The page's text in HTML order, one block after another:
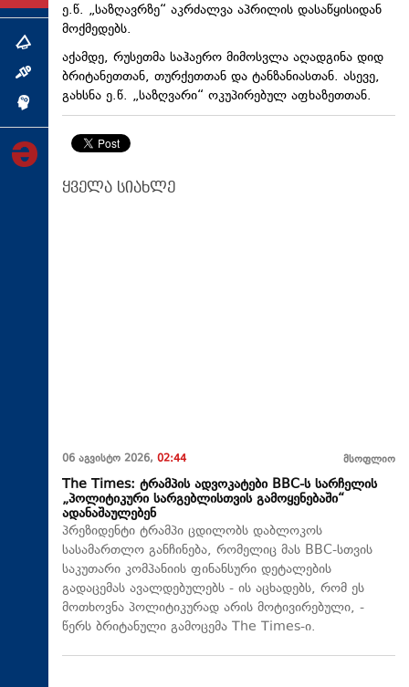
ინტერვიუ
ინქვიზიცია
ე.წ. „საზღავრზე“ აკრძალვა აპრილის დასაწყისიდან
მოქმედებს.
აქამდე, რუსეთმა საჰაერო მიმოსვლა აღადგინა დიდ
ბრიტანეთთან, თურქეთთან და ტანზანიასთან. ასევე,
გახსნა ე.წ. „საზღვარი“ ოკუპირებულ აფხაზეთთან.
ყველა სიახლე
06 აგვისტო 2026, 02:44 მსოფლიო
The Times: ტრამპის ადვოკატები BBC-ს სარჩელის
„პოლიტიკური სარგებლისთვის გამოყენებაში“
ადანაშაულებენ
პრეზიდენტი ტრამპი ცდილობს დაბლოკოს
სასამართლო განჩინება, რომელიც მას BBC-სთვის
საკუთარი კომპანიის ფინანსური დეტალების
გადაცემას ავალდებულებს - ის აცხადებს, რომ ეს
მოთხოვნა პოლიტიკურად არის მოტივირებული, -
წერს ბრიტანული გამოცემა The Times-ი.